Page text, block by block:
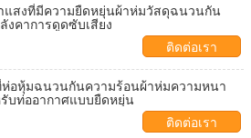
แสงที่มีความยืดหยุ่นผ้าห่มวัสดุฉนวนกัน
งคาการดูดซับเสียง
ติดต่อเรา
อหุ้มฉนวนกันความร้อนผ้าห่มความหนา
บท่ออากาศแบบยืดหยุ่น
ติดต่อเรา